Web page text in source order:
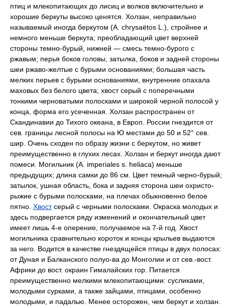
птиц и млекопитающих до лисиц и волков включительно и
хорошие беркуты высоко ценятся. Холзан,
неправильно
называемый иногда беркутом (A. chrysaёtos L.), стройнее и
немного меньше беркута; преобладающий цвет верхней
стороны темно-бурый, нижней — смесь темно-бурого с
ржавым; перья боков головы, затылка, боков и задней стороны
шеи ржаво-желтые с бурыми основаниями; большая часть
мелких перьев с бурыми основаниями, внутренние опахала
маховых без белого цвета; хвост серый с поперечными
тонкими черноватыми полосками и широкой черной полосой у
конца, форма его усеченная. Холзан распространен от
Скандинавии до Тихого океана, в Европ. России гнездится от
сев. границы лесной полосы на Ю местами до 50 и 52° сев.
шир. Очень сходен по образу жизни с беркутом, но живет
преимущественно в глухих лесах. Холзан и беркут иногда дают
помеси. Могильник (A. imperiales s. heliaca) меньше
предыдущих; длина самки до 86 см. Цвет темный черно-бурый;
затылок, ушная область, бока и задняя сторона шеи охристо-
рыжие с бурыми полосками, на плечах обыкновенно белое
пятно. Хвостсерый с черными полосками. Окраска молодых и
здесь подвергается ряду изменений и окончательный цвет
имеет лишь 4-е оперение, получаемое на 7-й год. Хвост
могильника сравнительно короток и концы крыльев выдаются
за него. Водится в качестве гнездящейся птицы в двух полосах:
от Дуная и Балканского полуо-ва до Монголии и от сев.-вост.
Африки до вост. окраин Гималайских гор. Питается
преимущественно мелкими млекопитающими: сусликами,
молодыми сурками, а также зайцами, птицами, особенно
молодыми, и падалью. Менее осторожен, чем беркут и холзан.